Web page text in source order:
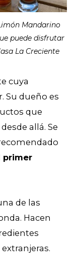
Mandarino
puede disfrutar
La Creciente
cuya
Su dueño es
que
allá. Se
primer
de las
Hacen